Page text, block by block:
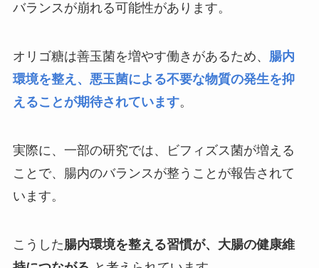
バランスが崩れる可能性があります。
オリゴ糖は善玉菌を増やす働きがあるため、 腸内
環境を整え、悪玉菌による不要な物質の発生を抑
えることが期待されています。
実際に、一部の研究では、ビフィズス菌が増える
ことで、腸内のバランスが整うことが報告されて
います。
こうした腸内環境を整える習慣が、大腸の健康維